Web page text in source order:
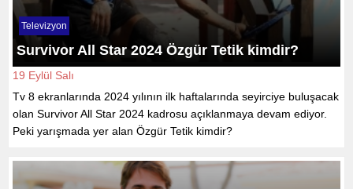
Televizyon
Survivor All Star 2024 Özgür Tetik kimdir?
19 Eylül Salı
Tv 8 ekranlarında 2024 yılının ilk haftalarında seyirciye buluşacak
olan Survivor All Star 2024 kadrosu açıklanmaya devam ediyor.
Peki yarışmada yer alan Özgür Tetik kimdir?